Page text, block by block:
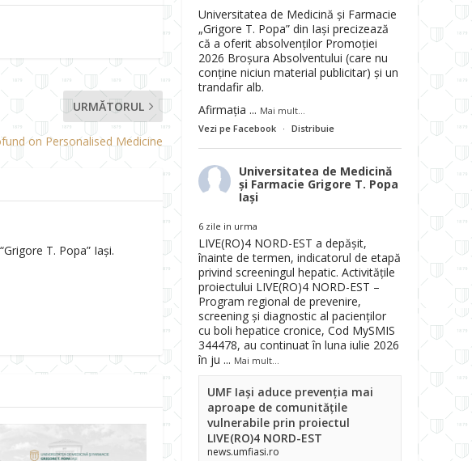
URMĂTORUL
on Personalised Medicine
T. Popa” Iași.
Universitatea de Medicină și Farmacie
„Grigore T. Popa” din Iași precizează
că a oferit absolvenților Promoției
2026 Broșura Absolventului (care nu
conține niciun material publicitar) și un
trandafir alb.
Afirmația ... Mai mult...
Vezi pe Facebook · Distribuie
Universitatea de Medicină
și Farmacie Grigore T. Popa
Iași
6 zile in urma
LIVE(RO)4 NORD-EST a depășit,
înainte de termen, indicatorul de etapă
privind screeningul hepatic. Activitățile
proiectului LIVE(RO)4 NORD-EST –
Program regional de prevenire,
screening și diagnostic al pacienților
cu boli hepatice cronice, Cod MySMIS
344478, au continuat în luna iulie 2026
în ju ... Mai mult...
UMF Iași aduce prevenția mai
aproape de comunitățile
vulnerabile prin proiectul
LIVE(RO)4 NORD-EST
news.umfiasi.ro